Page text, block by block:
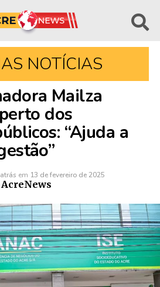
NOTÍCIAS
Mailza
dos
“Ajuda a
em 13 de fevereiro de 2025
AcreNews